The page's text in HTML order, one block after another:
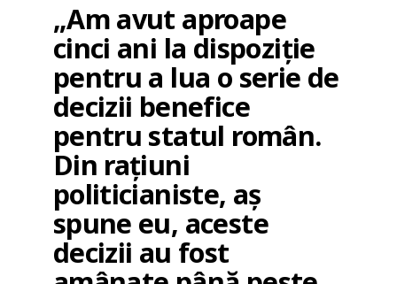
„Am avut aproape
cinci ani la dispoziție
pentru a lua o serie de
decizii benefice
pentru statul român.
Din rațiuni
politicianiste, aș
spune eu, aceste
decizii au fost